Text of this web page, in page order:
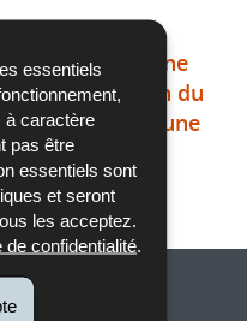
essentiels
à caractère
pas être
essentiels sont
et seront
les acceptez.
de confidentialité.
a droit à une
de résiliation du
en raison d’une